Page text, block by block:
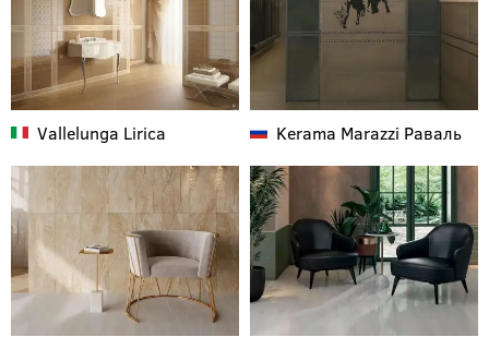
Vallelunga Lirica Kerama Marazzi Раваль